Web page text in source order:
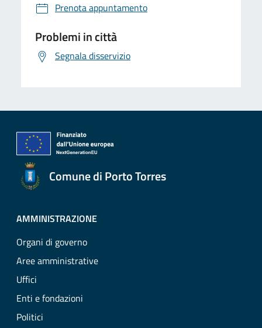
Prenota appuntamento
Problemi in città
Segnala disservizio
Comune di Porto Torres
AMMINISTRAZIONE
Organi di governo
Aree amministrative
Uffici
Enti e fondazioni
Politici